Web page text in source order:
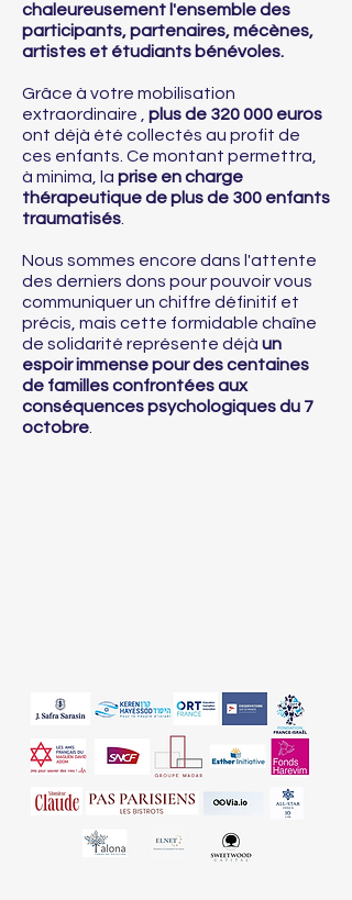
chaleureusement l'ensemble des
participants, partenaires, mécènes,
artistes et étudiants bénévoles.
Grâce à votre mobilisation
extraordinaire , plus de 320 000 euros
ont déjà été collectés au profit de
ces enfants. Ce montant permettra,
à minima, la prise en charge
thérapeutique de plus de 300 enfants
traumatisés
Nous sommes encore dans l'attente
des derniers dons pour pouvoir vous
communiquer un chiffre définitif et
précis, mais cette formidable chaîne
de solidarité représente déjà un
espoir immense pour des centaines
de familles confrontées aux
conséquences psychologiques du 7
octobre